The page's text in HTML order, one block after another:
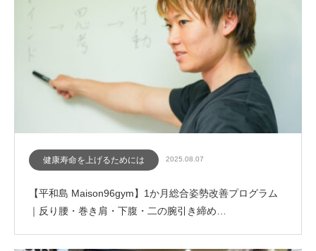
健康寿命を上げるためには 2025.08.07
【平和島 Maison96gym】1か月総合姿勢改善プログラム
｜反り腰・巻き肩・下腹・二の腕引き締め…